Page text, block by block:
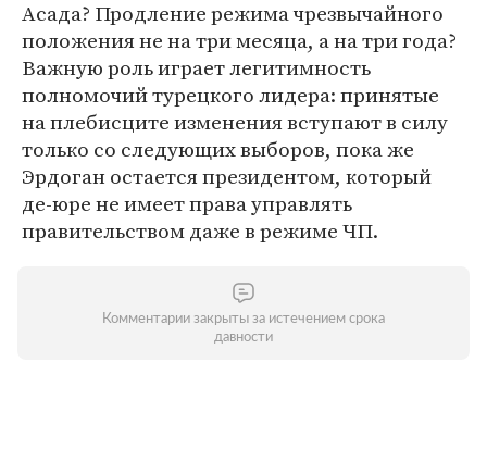
Асада? Продление режима чрезвычайного
положения не на три месяца, а на три года?
Важную роль играет легитимность
полномочий турецкого лидера: принятые
на плебисците изменения вступают в силу
только со следующих выборов, пока же
Эрдоган остается президентом, который
де-юре не имеет права управлять
правительством даже в режиме ЧП.
Комментарии закрыты за истечением срока
давности